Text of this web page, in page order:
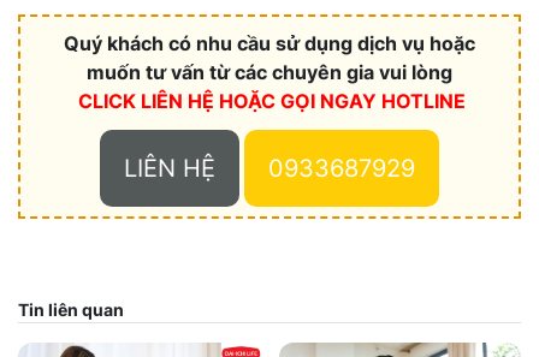
Quý khách có nhu cầu sử dụng dịch vụ hoặc
muốn tư vấn từ các chuyên gia vui lòng
CLICK LIÊN HỆ HOẶC GỌI NGAY HOTLINE
LIÊN HỆ 0933687929
Tin liên quan